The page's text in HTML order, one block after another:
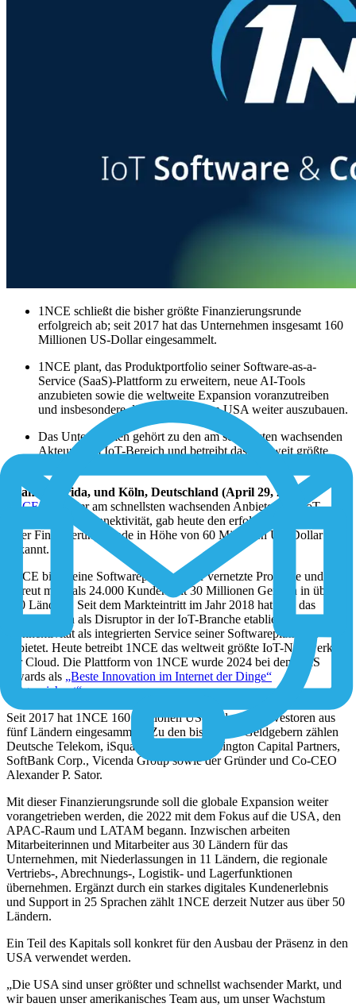
1NCE schließt die bisher größte Finanzierungsrunde
erfolgreich ab; seit 2017 hat das Unternehmen insgesamt 160
Millionen US-Dollar eingesammelt.
1NCE plant, das Produktportfolio seiner Software-as-a-
Service (SaaS)-Plattform zu erweitern, neue AI-Tools
anzubieten sowie die weltweite Expansion voranzutreiben
und insbesondere die Präsenz in den USA weiter auszubauen.
Das Unternehmen gehört zu den am schnellsten wachsenden
Akteuren im IoT-Bereich und betreibt das weltweit größte
Miami, Florida, und Köln, Deutschland (April 29, 2025)
1NCE, einer der am schnellsten wachsenden Anbieter von IoT-
Software und -Konnektivität, gab heute den erfolgreichen Abschluss
einer Finanzierungsrunde in Höhe von 60 Millionen US-Dollar
bekannt.
1NCE bietet eine Softwareplattform für vernetzte Produkte und
betreut mehr als 24.000 Kunden mit 30 Millionen Geräten in über
170 Ländern. Seit dem Markteintritt im Jahr 2018 hat sich das
Unternehmen als Disruptor in der IoT-Branche etabliert, indem es
Konnektivität als integrierten Service seiner Softwareplattform
anbietet. Heute betreibt 1NCE das weltweit größte IoT-Netzwerk in
der Cloud. Die Plattform von 1NCE wurde 2024 bei den SaaS
Awards als „Beste Innovation im Internet der Dinge“
ausgezeichnet“.
Seit 2017 hat 1NCE 160 Millionen US-Dollar von Investoren aus
fünf Ländern eingesammelt. Zu den bisherigen Geldgebern zählen
Deutsche Telekom, iSquared Capital, Kensington Capital Partners,
SoftBank Corp., Vicenda Group sowie der Gründer und Co-CEO
Alexander P. Sator.
Mit dieser Finanzierungsrunde soll die globale Expansion weiter
vorangetrieben werden, die 2022 mit dem Fokus auf die USA, den
APAC-Raum und LATAM begann. Inzwischen arbeiten
Mitarbeiterinnen und Mitarbeiter aus 30 Ländern für das
Unternehmen, mit Niederlassungen in 11 Ländern, die regionale
Vertriebs-, Abrechnungs-, Logistik- und Lagerfunktionen
übernehmen. Ergänzt durch ein starkes digitales Kundenerlebnis
und Support in 25 Sprachen zählt 1NCE derzeit Nutzer aus über 50
Ländern.
Ein Teil des Kapitals soll konkret für den Ausbau der Präsenz in den
USA verwendet werden.
„Die USA sind unser größter und schnellst wachsender Markt, und
wir bauen unser amerikanisches Team aus, um unser Wachstum